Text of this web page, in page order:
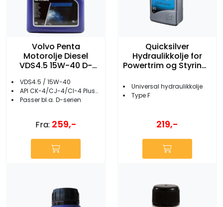
Volvo Penta
Motorolje Diesel
VDS4.5 15W-40 D-
VDS4.5 / 15W-40
API CK-4/CJ-4/CI-4 Plus/CI-4/ECF-3/ACEA E9/E7
Passer bl.a. D-serien
Fra: 259,-
Quicksilver
Hydraulikkolje for
Powertrim og Styring 1
Universal hydraulikkolje
Type F
219,-